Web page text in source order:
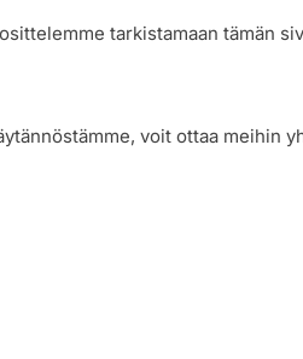
tarkistamaan tämän
voit ottaa meihin